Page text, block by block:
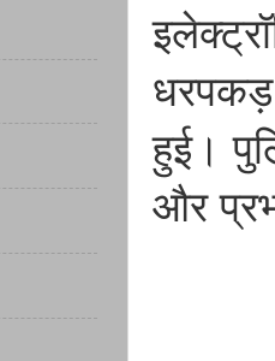
हुई।
और